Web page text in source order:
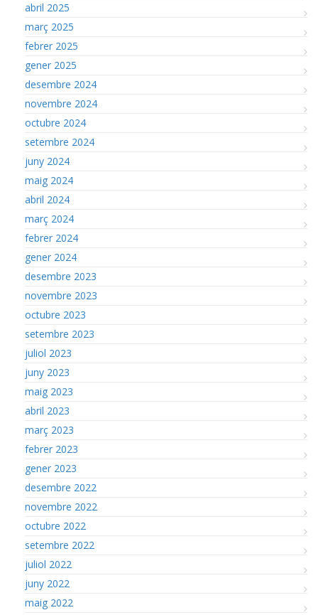
abril 2025
març 2025
febrer 2025
gener 2025
desembre 2024
novembre 2024
octubre 2024
setembre 2024
juny 2024
maig 2024
abril 2024
març 2024
febrer 2024
gener 2024
desembre 2023
novembre 2023
octubre 2023
setembre 2023
juliol 2023
juny 2023
maig 2023
abril 2023
març 2023
febrer 2023
gener 2023
desembre 2022
novembre 2022
octubre 2022
setembre 2022
juliol 2022
juny 2022
maig 2022